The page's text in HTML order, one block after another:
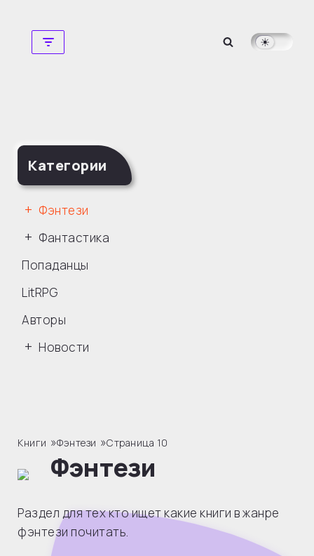
Перейти
Категории
Фэнтези
Фантастика
Попаданцы
LitRPG
Авторы
Новости
Книги »Фэнтези »Страница 10
Фэнтези
Раздел для тех кто ищет какие книги в жанре
фэнтези почитать.